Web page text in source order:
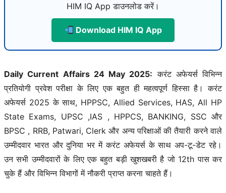
HIM IQ App डाउनलोड करें।
Download HIM IQ App
Daily Current Affairs 24 May 2025: करंट अफेयर्स विभिन्न
प्रतियोगी प्रवेश परीक्षा के लिए एक बहुत ही महत्वपूर्ण हिस्सा है। करंट
अफेयर्स 2025 के साथ, HPPSC, Allied Services, HAS, All HP
State Exams, UPSC ,IAS , HPPCS, BANKING, SSC और
BPSC , RRB, Patwari, Clerk और अन्य परिक्षाओं की तैयारी करने वाले
उम्मीदवार भारत और दुनिया भर में करंट अफेयर्स के साथ अप-टू-डेट रहे।
उन सभी उम्मीदवारों के लिए एक बहुत बड़ी खुशखबरी है जो 12th पास कर
चुके हैं और विभिन्न विभागों में नौकरी प्राप्त करना चाहते हैं।